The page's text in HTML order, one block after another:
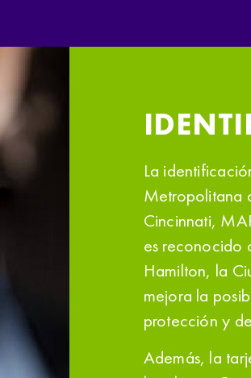
La
Metropolitana
Cincinnati,
es reconocido
Hamilton, la
mejora la
protección y
Además, la